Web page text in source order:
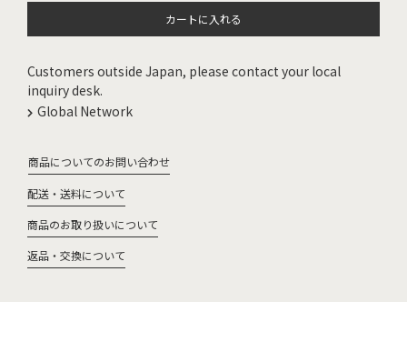
カートに入れる
Customers outside Japan, please contact your local
inquiry desk.
Global Network
商品についてのお問い合わせ
配送・送料について
商品のお取り扱いについて
返品・交換について